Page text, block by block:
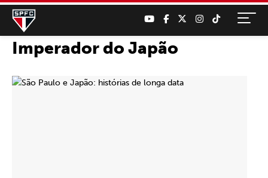
Imperador do Japão